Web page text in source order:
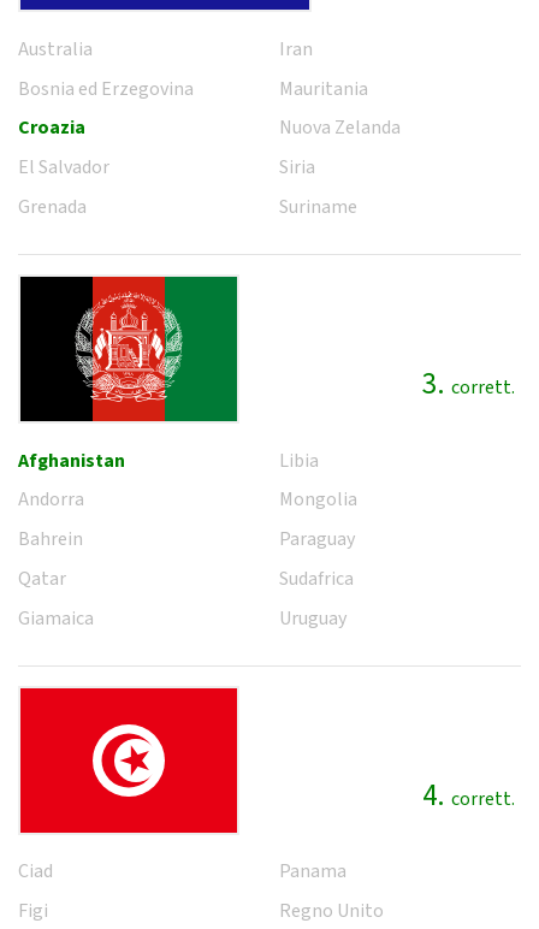
Australia
Bosnia ed Erzegovina
Croazia
El Salvador
Grenada
Iran
Mauritania
Nuova Zelanda
Siria
Suriname
3. corrett.
Afghanistan
Andorra
Bahrein
Qatar
Giamaica
Libia
Mongolia
Paraguay
Sudafrica
Uruguay
4. corrett.
Ciad
Figi
Panama
Regno Unito